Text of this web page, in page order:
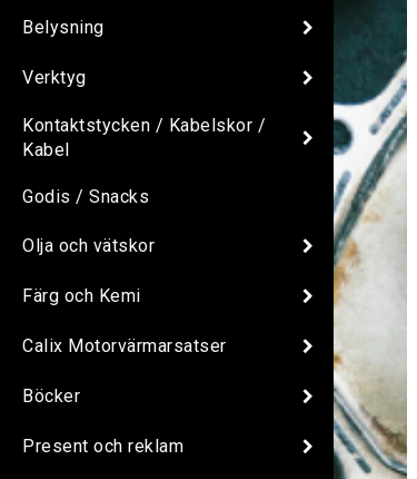
Belysning
Verktyg
Kontaktstycken / Kabelskor /
Kabel
Godis / Snacks
Olja och vätskor
Färg och Kemi
Calix Motorvärmarsatser
Böcker
Present och reklam